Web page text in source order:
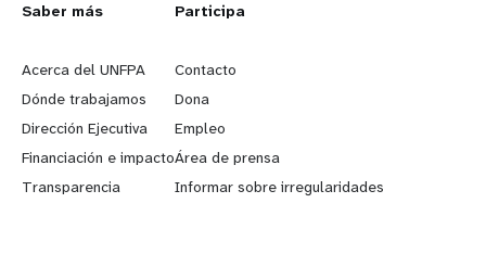
L
e
a
r
n
Saber más
Acerca del UNFPA
Dónde trabajamos
Dirección Ejecutiva
Financiación e impacto
Transparencia
G
o
b
e
y
Participa
Contacto
Dona
Empleo
Área de prensa
Informar sobre irregularidades